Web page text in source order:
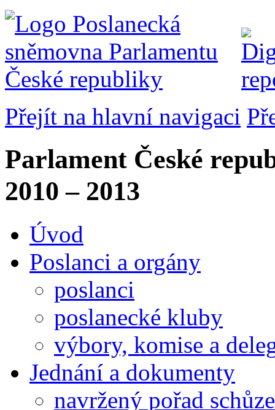
Přejít na hlavní navigaci
Parlament České
2010 – 2013
Úvod
Poslanci a orgány
poslanci
poslanecké kluby
výbory, komise a
Jednání a dokumenty
navržený pořad schůze